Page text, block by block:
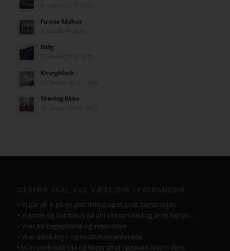
Furesø Rådhus
Eniig
Kirurgiklinik
Skæring Kirke
• Vi går all in på en god dialog og et godt samarbejde.
• Vi lytter og har fokus på din virksomhed og Jeres behov.
• Vi er AV-begejstrede og innovative.
• Vi er udviklings- og kvalitetsorienterede.
• Vi er vedholdende og følger altid opgaven helt til dørs.